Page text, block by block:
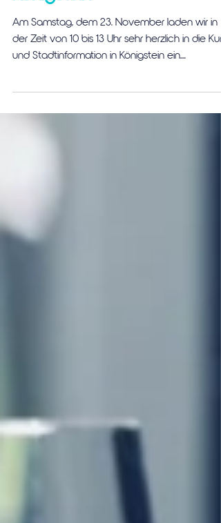
Verkostung und Verkauf in
Königstein
der Zeit von 10 bis 13 Uhr sehr herzlich in die Kur-
und Stadtinformation in Königstein ein....